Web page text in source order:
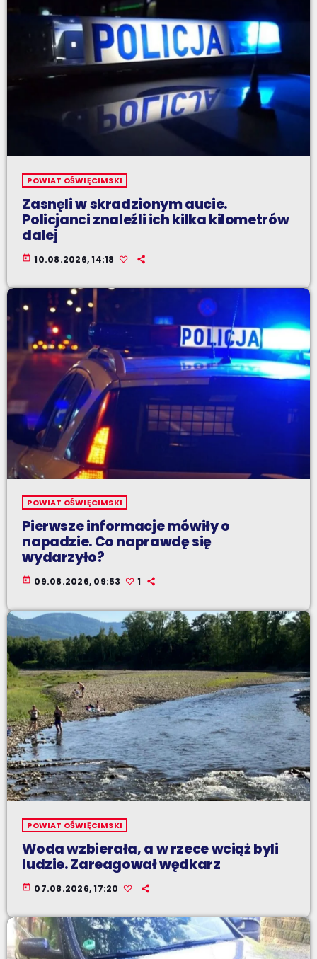
POWIAT OŚWIĘCIMSKI
Zasnęli w skradzionym aucie.
Policjanci znaleźli ich kilka kilometrów
dalej
today 10.08.2026, 14:18
POWIAT OŚWIĘCIMSKI
Pierwsze informacje mówiły o
napadzie. Co naprawdę się
wydarzyło?
today 09.08.2026, 09:53 1
POWIAT OŚWIĘCIMSKI
Woda wzbierała, a w rzece wciąż byli
ludzie. Zareagował wędkarz
today 07.08.2026, 17:20